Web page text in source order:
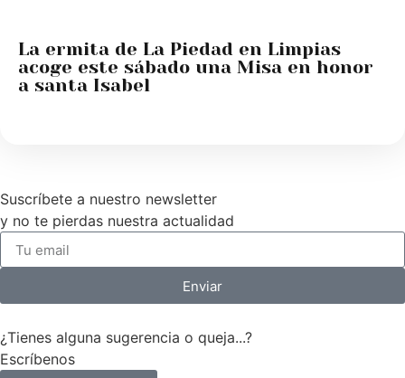
La ermita de La Piedad en Limpias
acoge este sábado una Misa en honor
a santa Isabel
Suscríbete a nuestro newsletter
y no te pierdas nuestra actualidad
Enviar
¿Tienes alguna sugerencia o queja...?
Escríbenos